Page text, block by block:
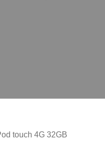
touch 4G 32GB